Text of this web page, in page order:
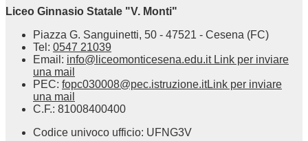
Liceo Ginnasio Statale "V. Monti"
Piazza G. Sanguinetti, 50 - 47521 - Cesena (FC)
Tel: 0547 21039
Email: info@liceomonticesena.edu.it Link per inviare
una mail
PEC: fopc030008@pec.istruzione.itLink per inviare
una mail
C.F.: 81008400400
Codice univoco ufficio: UFNG3V